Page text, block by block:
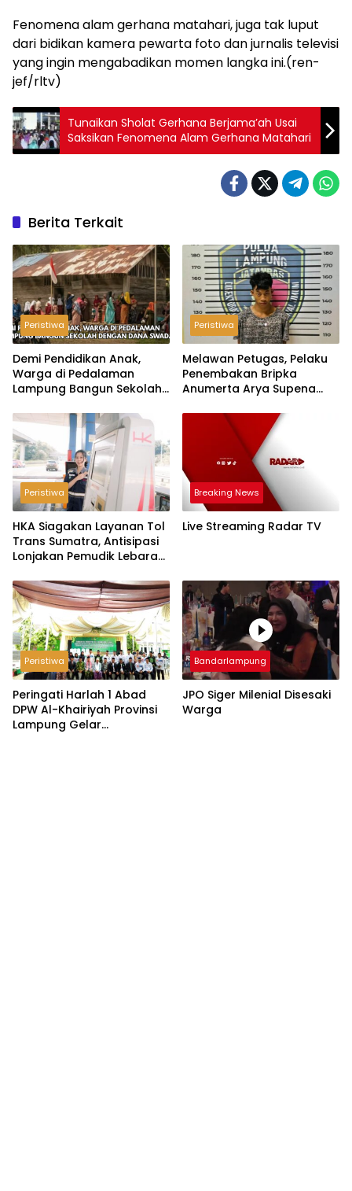
Fenomena alam gerhana matahari, juga tak luput
dari bidikan kamera pewarta foto dan jurnalis televisi
yang ingin mengabadikan momen langka ini.(ren-
jef/rltv)
Tunaikan Sholat Gerhana Berjama’ah Usai
Saksikan Fenomena Alam Gerhana Matahari
Berita Terkait
Peristiwa
Demi Pendidikan Anak,
Warga di Pedalaman
Lampung Bangun Sekolah
Peristiwa
Melawan Petugas, Pelaku
Penembakan Bripka
Anumerta Arya Supena
Hantu
Peristiwa
HKA Siagakan Layanan Tol
Trans Sumatra, Antisipasi
Lonjakan Pemudik Lebaran
Breaking News
Live Streaming Radar TV
Peristiwa
Peringati Harlah 1 Abad
DPW Al-Khairiyah Provinsi
Lampung Gelar
Bandarlampung
JPO Siger Milenial Disesaki
Warga